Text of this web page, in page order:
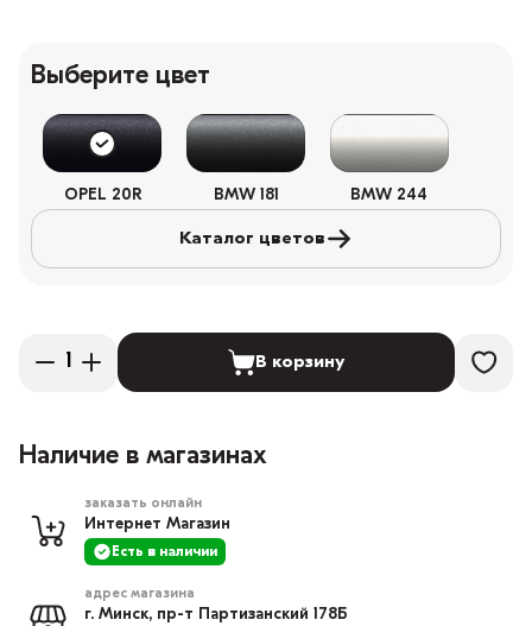
Выберите цвет
OPEL 20R BMW 181 BMW 244
Каталог цветов
В корзину
Наличие в магазинах
заказать онлайн
Интернет Магазин
Есть в наличии
адрес магазина
г. Минск, пр-т Партизанский 178Б